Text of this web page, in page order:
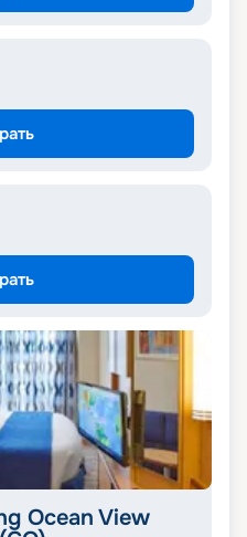
Ocean View